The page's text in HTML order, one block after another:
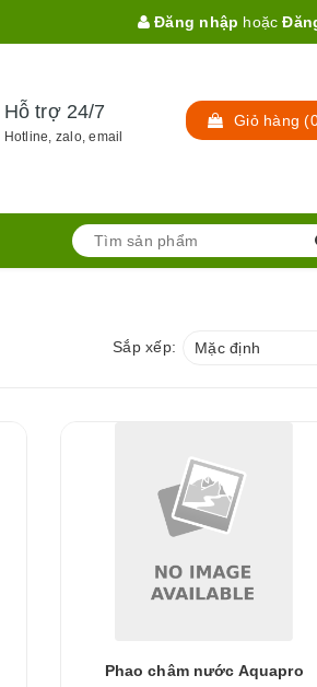
Đăng nhập hoặc
Hỗ trợ 24/7
Hotline, zalo, email
Giỏ hàng (
Sắp xếp: Mặc định
Phao châm nước Aquapro